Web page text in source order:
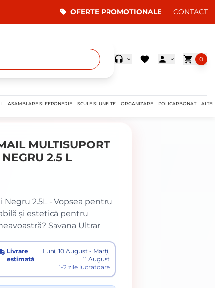
OFERTE PROMOTIONALE CONTACT
0
ASAMBLARE SI FERONERIE SCULE SI UNELTE ORGANIZARE POLICARBONAT
MULTISUPORT
2.5 L
2.5L - Vopsea pentru
și estetică pentru
Savana Ultrar
Livrare
estimată
Luni, 10 August - Marți,
11 August
1-2 zile lucratoare